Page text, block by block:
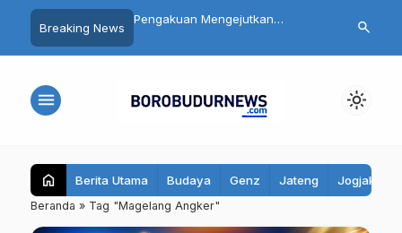
Breaking News
Magelang Masuk
Usai Santap MBG,
Pengakuan Mengejutkan
Mengaku Murka Usai Digerayangi
Daftar 8
Yurizal,
search
menu light_mode
home Berita Utama Budaya Genz Jateng Jogjakarta
Beranda » Tag "Magelang Angker"